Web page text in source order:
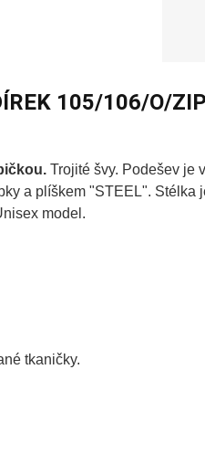
105/106/O/
Trojité švy. Podešev je
a plíškem "STEEL". Stélka
model.
tkaničky.